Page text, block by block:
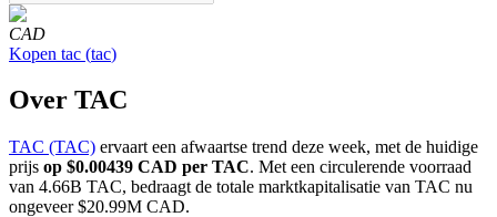
COIN-M-futures
Cryptocurrency-futures
CAD
Kopen tac (tac)
Over TAC
TAC (TAC) ervaart een afwaartse trend deze week, met de huidige
prijs op $0.00439 CAD per TAC. Met een circulerende voorraad
van 4.66B TAC, bedraagt de totale marktkapitalisatie van TAC nu
ongeveer $20.99M CAD.